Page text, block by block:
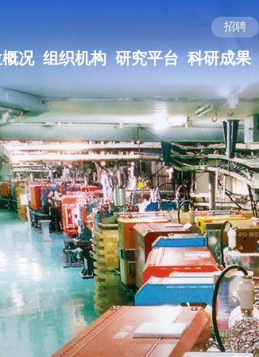
招聘
况 组织机构 研究平台 科研成果